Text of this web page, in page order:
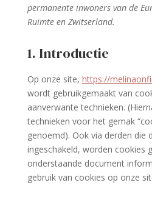
permanente inwoners van de
Ruimte en Zwitserland.
1. Introductie
Op onze site, https://
wordt gebruikgemaakt van
aanverwante technieken.
technieken voor het gemak
genoemd). Ook via derden die
ingeschakeld, worden cookies
onderstaande document
gebruik van cookies op onze